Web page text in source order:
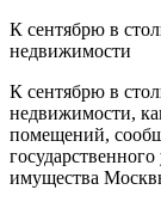
К сентябрю в
недвижимости
К сентябрю в
недвижимости,
помещений,
имущества